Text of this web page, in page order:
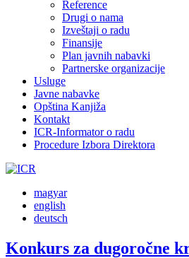
Reference
Drugi o nama
Izveštaji o radu
Finansije
Plan javnih nabavki
Partnerske organizacije
Usluge
Javne nabavke
Opština Kanjiža
Kontakt
ICR-Informator o radu
Procedure Izbora Direktora
magyar
english
deutsch
Konkurs za dugoročne